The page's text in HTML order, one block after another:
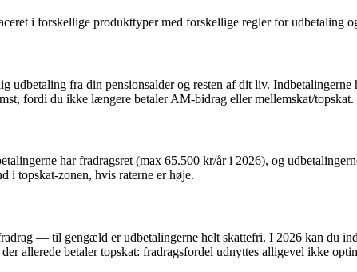
i forskellige produkttyper med forskellige regler for udbetaling
udbetaling fra din pensionsalder og resten af dit liv. Indbetalingerne
fordi du ikke længere betaler AM-bidrag eller mellemskat/topskat.
har fradragsret (max 65.500 kr/år i 2026), og
i topskat-zonen, hvis raterne er høje.
— til gengæld er udbetalingerne helt skattefri. I 2026 kan du
allerede betaler topskat: fradragsfordel udnyttes alligevel ikke